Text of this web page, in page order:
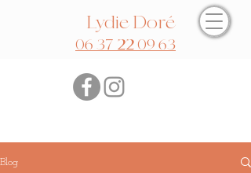
06 37 22 09 63
Lydie Doré
Blog